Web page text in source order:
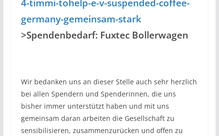
4-timmi-tohelp-e-v-suspended-coffee-
germany-gemeinsam-stark
>Spendenbedarf: Fuxtec Bollerwagen
Wir bedanken uns an dieser Stelle auch sehr herzlich
bei allen Spendern und Spenderinnen, die uns
bisher immer unterstützt haben und mit uns
gemeinsam daran arbeiten die Gesellschaft zu
sensibilisieren, zusammenzurücken und offen zu